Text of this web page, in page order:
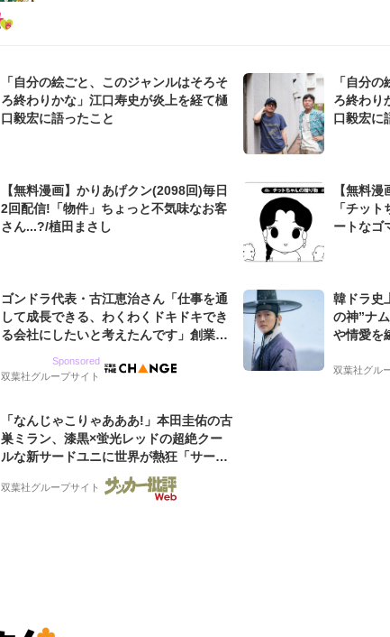
「自分の絵ごと、このジャンルはそろそ
ろ終わりかな」江口寿史が炎上を経て樋
口毅宏に語ったこと
「自分
ろ終わり
口毅宏に
【無料漫画】かりあげクン(2098回)毎日
2回配信!「物件」ちょっと不気味なお客
さん...?/植田まさし
【無料
「チッ
ートなゴ
ゴンドラ代表・古江恵治さん「仕事を通
して成長できる、わくわくドキドキでき
る会社にしたいと考えたんです」創業来
グ会社のアイデンティティ
Sponsored
双葉社グループサイト
韓ドラ史
の神”ナ
や情愛を
双葉社グル
「なんじゃこりゃあああ!」本田圭佑の古
巣ミラン、漆黒×蛍光レッドの超絶クー
ルな新サードユニに世界が熱狂「サード
なのにズルい」「こりゃかっけえわ」
双葉社グループサイト